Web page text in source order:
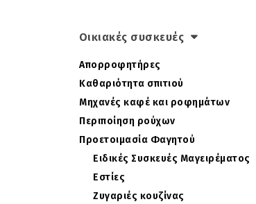
Οικιακές συσκευές
Απορροφητήρες
Καθαριότητα σπιτιού
Μηχανές καφέ και ροφημάτων
Περιποίηση ρούχων
Προετοιμασία Φαγητού
Ειδικές Συσκευές Μαγειρέματος
Εστίες
Ζυγαριές κουζίνας